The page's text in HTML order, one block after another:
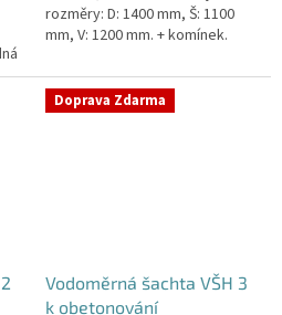
rozměry: D: 1400 mm, Š: 1100
mm, V: 1200 mm. + komínek.
obetonování - pojízdná i pod...
Doprava Zdarma
Vodoměrná šachta VŠH 3
k obetonování